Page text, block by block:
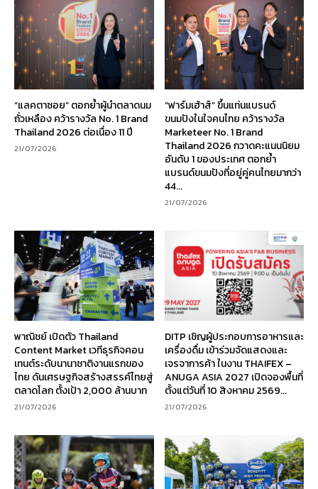
“แลคตาซอย” ตอกย้ำผู้นำตลาดนม
ถั่วเหลือง คว้ารางวัล No. 1 Brand
Thailand 2026 ต่อเนื่อง 11 ปี
21/07/2026
“ฟาร์มเฮ้าส์” ขึ้นแท่นแบรนด์
ขนมปังในใจคนไทย คว้ารางวัล
Marketeer No. 1 Brand
Thailand 2026 กวาดคะแนนนิยม
อันดับ 1 ของประเทศ ตอกย้ำ
แบรนด์ขนมปังที่อยู่คู่คนไทยมากว่า
44...
21/07/2026
พาณิชย์ เปิดตัว Thailand
Content Market เวทีธุรกิจคอน
เทนต์ระดับนานาชาติงานแรกของ
ไทย ดันเศรษฐกิจสร้างสรรค์ไทยสู่
ตลาดโลก ตั้งเป้า 2,000 ล้านบาท
21/07/2026
DITP เชิญผู้ประกอบการอาหารและ
เครื่องดื่ม เข้าร่วมจัดแสดงและ
เจรจาการค้า ในงาน THAIFEX –
ANUGA ASIA 2027 เปิดจองพื้นที่
ตั้งแต่วันที่ 10 สิงหาคม 2569...
21/07/2026